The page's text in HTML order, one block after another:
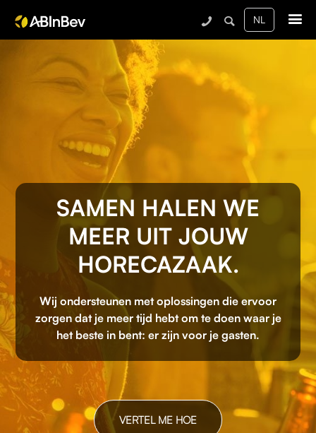
SAMEN HALEN WE
MEER UIT JOUW
HORECAZAAK.
Wij ondersteunen met oplossingen die ervoor
zorgen dat je meer tijd hebt om te doen waar je
het beste in bent: er zijn voor je gasten.
VERTEL ME HOE